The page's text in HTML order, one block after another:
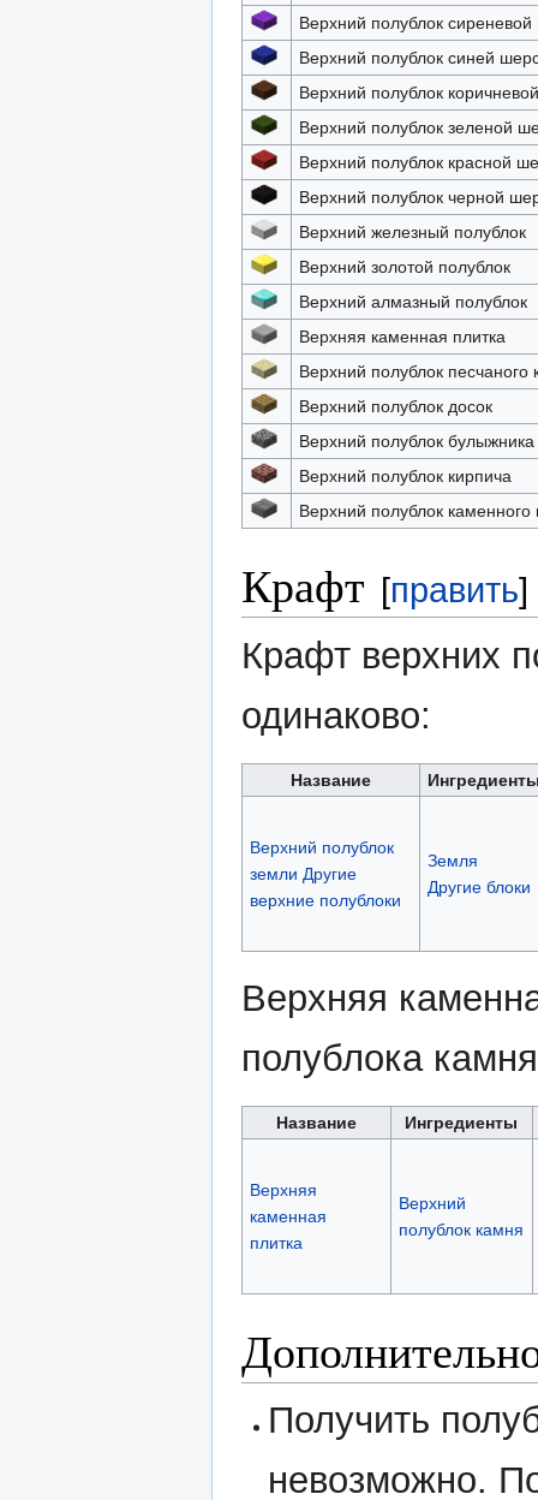
Верхний полублок сиреневой
Верхний полублок синей
Верхний полублок
Верхний полублок зеленой
Верхний полублок красной
Верхний полублок черной
Верхний железный полублок
Верхний золотой полублок
Верхний алмазный полублок
Верхняя каменная плитка
Верхний полублок песчаного
Верхний полублок досок
Верхний полублок булыжника
Верхний полублок кирпича
Верхний полублок каменного
Крафт [править]
Крафт верхних
одинаково:
Название
Верхний полублок
земли Другие
верхние полублоки
Земля
Другие блоки
Верхняя
полублока
Название Ингредиенты
Верхняя
каменная
плитка
Верхний
полублок камня
Получить
невозможно.